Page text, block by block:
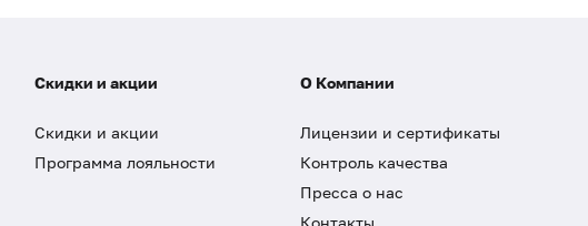
Скидки и акции
Скидки и акции
Программа лояльности
О Компании
Лицензии и сертификаты
Контроль качества
Пресса о нас
Контакты